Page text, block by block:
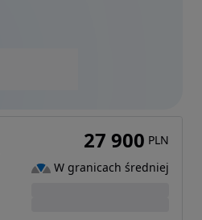
27 900 PLN
W granicach średniej